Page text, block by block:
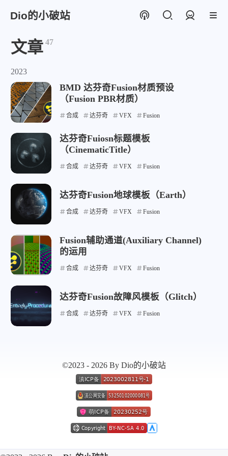
微信 支付宝
Dio的小破站
文章 47
2023
BMD 达芬奇Fusion材质预设
（Fusion PBR材质）
合成 达芬奇 VFX Fusion
达芬奇Fuiosn标题模板
（CinematicTitle）
合成 达芬奇 VFX Fusion
达芬奇Fusion地球模板（Earth）
合成 达芬奇 VFX Fusion
Fusion辅助通道(Auxiliary Channel)
的运用
合成 达芬奇 VFX Fusion
达芬奇Fusion故障风模板（Glitch）
合成 达芬奇 VFX Fusion
©2023 - 2026 By Dio的小破站